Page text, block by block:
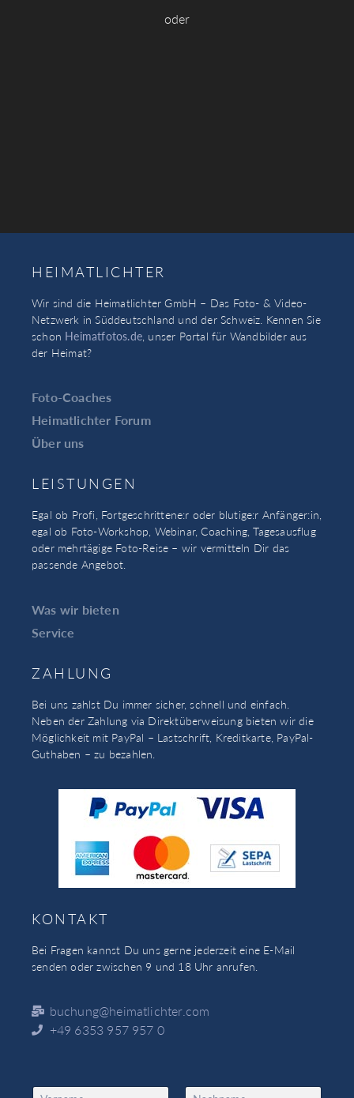
oder
HEIMATLICHTER
Wir sind die Heimatlichter GmbH – Das Foto- & Video-
Netzwerk in Süddeutschland und der Schweiz. Kennen Sie
schon Heimatfotos.de , unser Portal für Wandbilder aus
der Heimat?
Foto-Coaches
Heimatlichter Forum
Über uns
LEISTUNGEN
Egal ob Profi, Fortgeschrittene:r oder blutige:r Anfänger:in,
egal ob Foto-Workshop, Webinar, Coaching, Tagesausflug
oder mehrtägige Foto-Reise – wir vermitteln Dir das
passende Angebot.
Was wir bieten
Service
ZAHLUNG
Bei uns zahlst Du immer sicher, schnell und einfach.
Neben der Zahlung via Direktüberweisung bieten wir die
Möglichkeit mit PayPal – Lastschrift, Kreditkarte, PayPal-
Guthaben – zu bezahlen.
KONTAKT
Bei Fragen kannst Du uns gerne jederzeit eine E-Mail
senden oder zwischen 9 und 18 Uhr anrufen.
buchung@heimatlichter.com
+49 6353 957 957 0
N